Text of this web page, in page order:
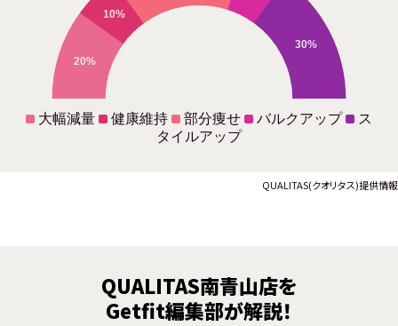
20%
10%
30%
大幅減量 健康維持 部分痩せ バルクアップ
ス
タイルアップ
QUALITAS(クオリタス)提供情報
QUALITAS南青山店を
Getfit編集部が解説！